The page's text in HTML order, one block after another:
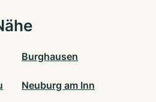
Burghausen
Neuburg am Inn